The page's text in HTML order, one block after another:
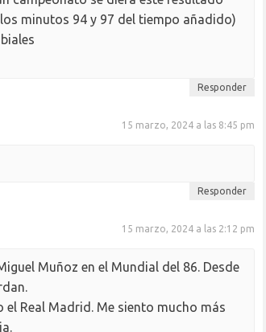
minutos 94 y 97 del tiempo añadido)
Responder
15 marzo, 2024 a las 8:45 pm
Responder
15 marzo, 2024 a las 2:12 pm
Muñoz en el Mundial del 86. Desde
Real Madrid. Me siento mucho más